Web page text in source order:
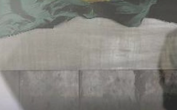
Fue el primer Papa americano es el
jesuita argentino Jorge Mario
Bergoglio, arzobispo de Buenos A...